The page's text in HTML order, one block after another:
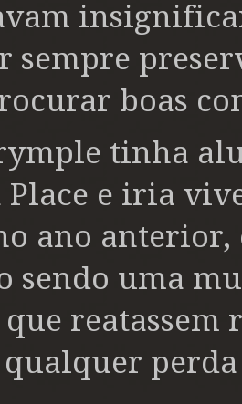
sempre
boas
tinha
Place e iria
ano
sendo uma
reatassem